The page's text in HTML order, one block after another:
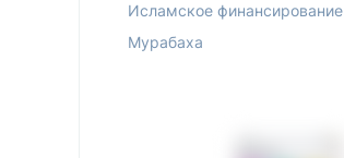
Исламское финансирование
Мурабаха